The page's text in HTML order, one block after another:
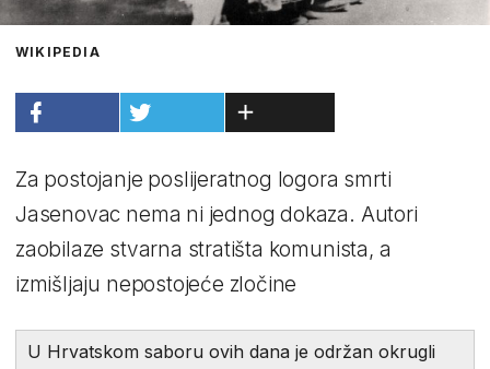
WIKIPEDIA
Za postojanje poslijeratnog logora smrti
Jasenovac nema ni jednog dokaza. Autori
zaobilaze stvarna stratišta komunista, a
izmišljaju nepostojeće zločine
U Hrvatskom saboru ovih dana je održan okrugli